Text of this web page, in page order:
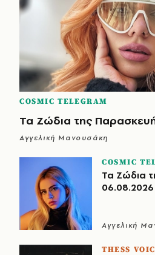
COSMIC TELEGRAM
Τα Ζώδια της
Αγγελική Μανουσάκη
COSMIC
Τα Ζώδια
06.08.2026
Αγγελική
THESS